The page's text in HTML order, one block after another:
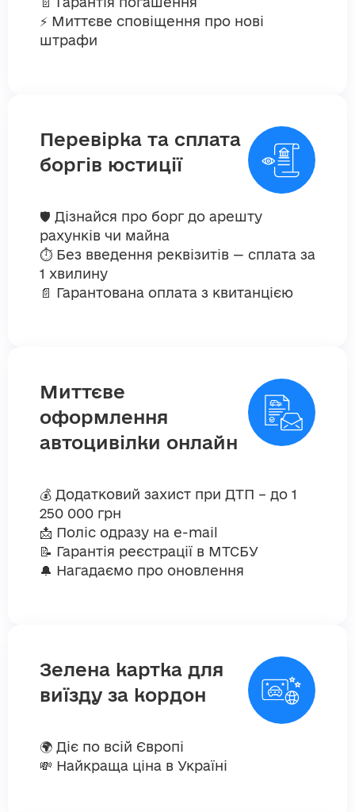
⚡ Миттєве сповіщення про нові
штрафи
Перевірка та сплата
боргів юстиції
🛡️ Дізнайся про борг до арешту
рахунків чи майна
⏱️ Без введення реквізитів — сплата за
1 хвилину
📄 Гарантована оплата з квитанцією
Миттєве
оформлення
автоцивілки онлайн
💰 Додатковий захист при ДТП – до 1
250 000 грн
📩 Поліс одразу на e-mail
📝 Гарантія реєстрації в МТСБУ
🔔 Нагадаємо про оновлення
Зелена картка для
виїзду за кордон
🌍 Діє по всій Європі
💸 Найкраща ціна в Україні